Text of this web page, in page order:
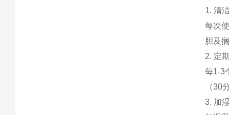
1. 清
每次
胆及
2. 定
每1-3
（30
3. 加